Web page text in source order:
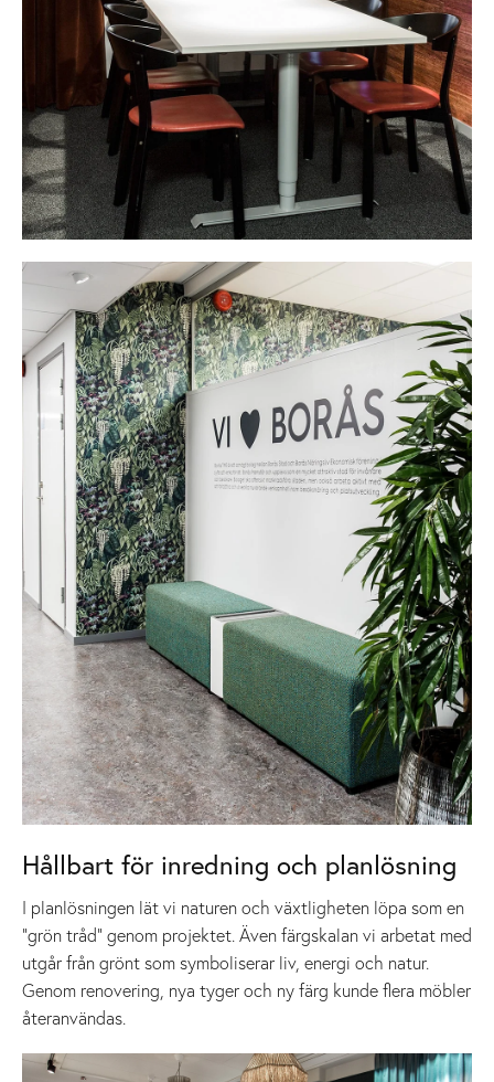
Hållbart för inredning och planlösning
I planlösningen lät vi naturen och växtligheten löpa som en
”grön tråd” genom projektet. Även färgskalan vi arbetat med
utgår från grönt som symboliserar liv, energi och natur.
Genom renovering, nya tyger och ny färg kunde flera möbler
återanvändas.